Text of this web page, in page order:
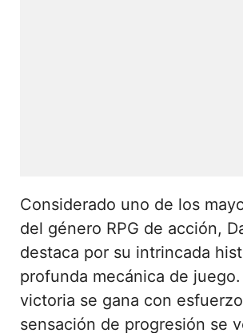
Considerado uno de los
del género RPG de acción,
destaca por su intrincada
profunda mecánica de juego.
victoria se gana con
sensación de progresión se